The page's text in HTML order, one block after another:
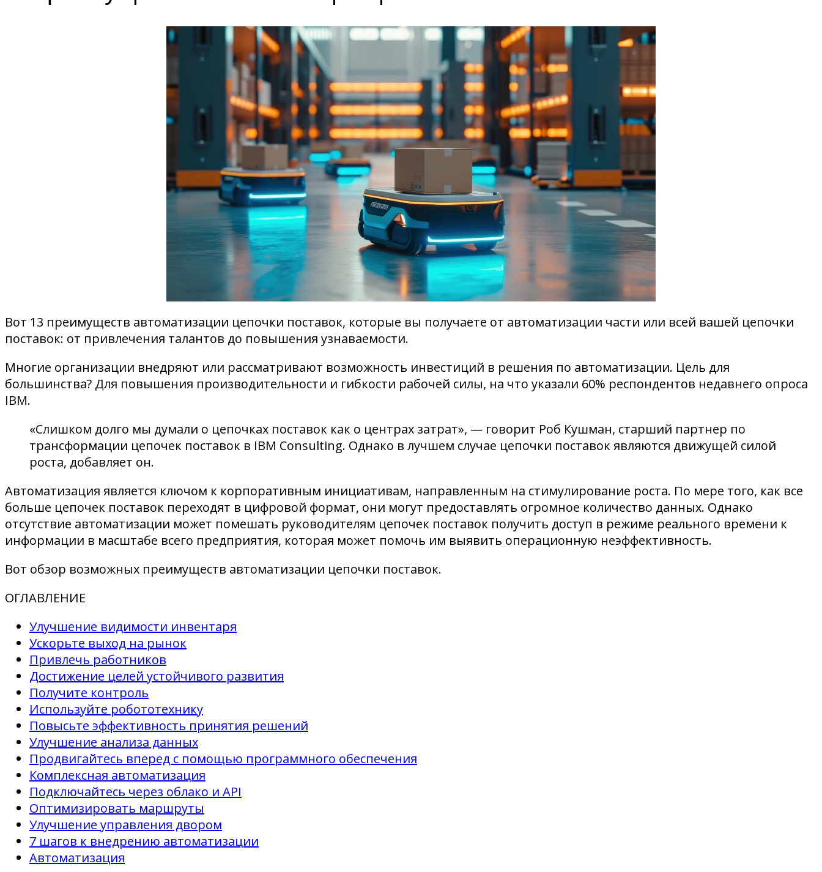
Вот 13 преимуществ автоматизации цепочки поставок, которые вы получаете от автоматизации части или всей вашей цепочки
поставок: от привлечения талантов до повышения узнаваемости.
Многие организации внедряют или рассматривают возможность инвестиций в решения по автоматизации. Цель для
большинства? Для повышения производительности и гибкости рабочей силы, на что указали 60% респондентов недавнего опроса
IBM.
«Слишком долго мы думали о цепочках поставок как о центрах затрат», — говорит Роб Кушман, старший партнер по
трансформации цепочек поставок в IBM Consulting. Однако в лучшем случае цепочки поставок являются движущей силой
роста, добавляет он.
Автоматизация является ключом к корпоративным инициативам, направленным на стимулирование роста. По мере того, как все
больше цепочек поставок переходят в цифровой формат, они могут предоставлять огромное количество данных. Однако
отсутствие автоматизации может помешать руководителям цепочек поставок получить доступ в режиме реального времени к
информации в масштабе всего предприятия, которая может помочь им выявить операционную неэффективность.
Вот обзор возможных преимуществ автоматизации цепочки поставок.
ОГЛАВЛЕНИЕ
Улучшение видимости инвентаря
Ускорьте выход на рынок
Привлечь работников
Достижение целей устойчивого развития
Получите контроль
Используйте робототехнику
Повысьте эффективность принятия решений
Улучшение анализа данных
Продвигайтесь вперед с помощью программного обеспечения
Комплексная автоматизация
Подключайтесь через облако и API
Оптимизировать маршруты
Улучшение управления двором
7 шагов к внедрению автоматизации
Автоматизация